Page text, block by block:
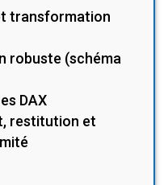
transformation
robuste (schéma
DAX
restitution et